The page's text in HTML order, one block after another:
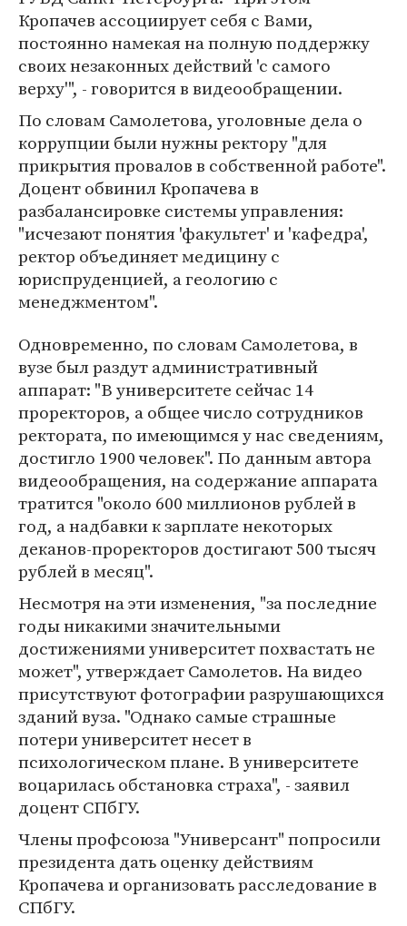
Кропачев ассоциирует себя с Вами,
постоянно намекая на полную поддержку
своих незаконных действий 'с самого
верху'", - говорится в видеообращении.
По словам Самолетова, уголовные дела о
коррупции были нужны ректору "для
прикрытия провалов в собственной работе".
Доцент обвинил Кропачева в
разбалансировке системы управления:
"исчезают понятия 'факультет' и 'кафедра',
ректор объединяет медицину с
юриспруденцией, а геологию с
менеджментом".
Одновременно, по словам Самолетова, в
вузе был раздут административный
аппарат: "В университете сейчас 14
проректоров, а общее число сотрудников
ректората, по имеющимся у нас сведениям,
достигло 1900 человек". По данным автора
видеообращения, на содержание аппарата
тратится "около 600 миллионов рублей в
год, а надбавки к зарплате некоторых
деканов-проректоров достигают 500 тысяч
рублей в месяц".
Несмотря на эти изменения, "за последние
годы никакими значительными
достижениями университет похвастать не
может", утверждает Самолетов. На видео
присутствуют фотографии разрушающихся
зданий вуза. "Однако самые страшные
потери университет несет в
психологическом плане. В университете
воцарилась обстановка страха", - заявил
доцент СПбГУ.
Члены профсоюза "Универсант" попросили
президента дать оценку действиям
Кропачева и организовать расследование в
СПбГУ.